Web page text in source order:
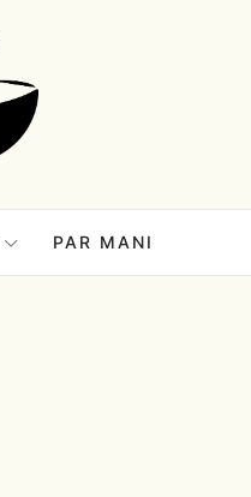
PAR MANI